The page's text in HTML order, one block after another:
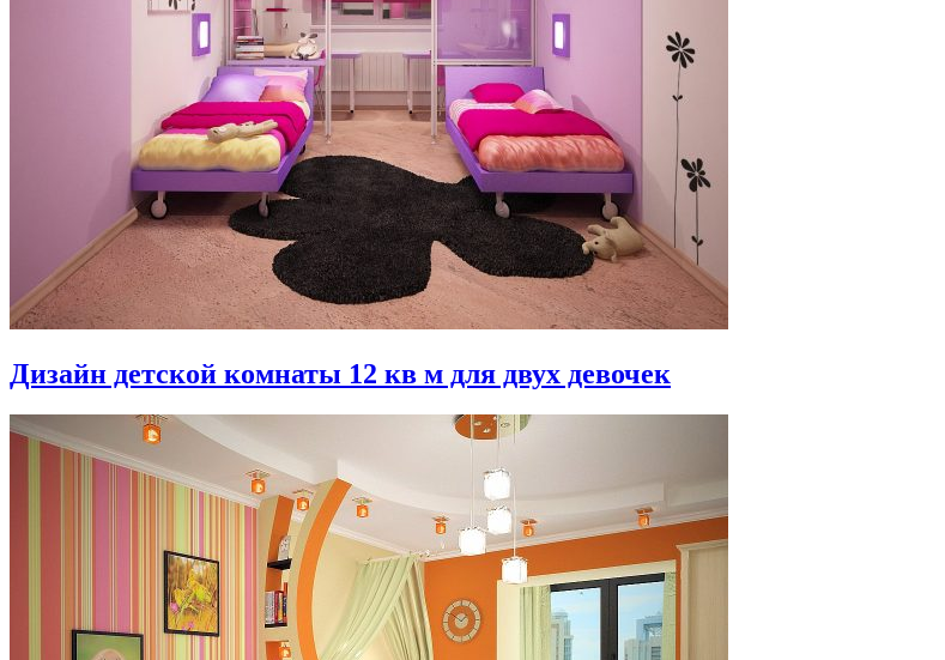
Дизайн детской комнаты 12 кв м для двух девочек